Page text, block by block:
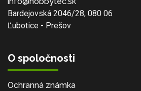
Bardejovská 2046/28, 080 06
Ľubotice - Prešov
O spoločnosti
Ochranná známka